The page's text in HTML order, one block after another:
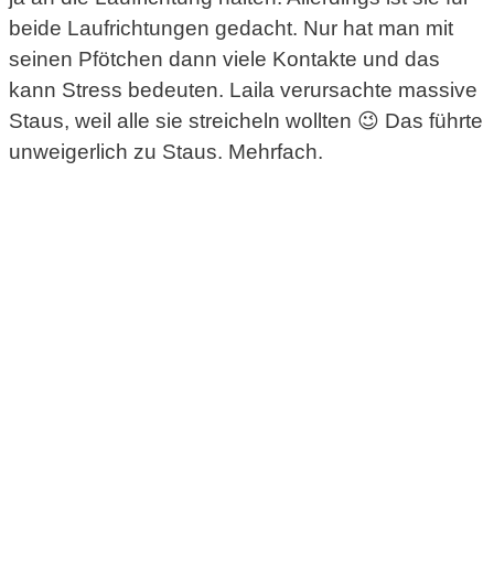
beide Laufrichtungen gedacht. Nur hat man mit
seinen Pfötchen dann viele Kontakte und das
kann Stress bedeuten. Laila verursachte massive
Staus, weil alle sie streicheln wollten 😉 Das führte
unweigerlich zu Staus. Mehrfach.